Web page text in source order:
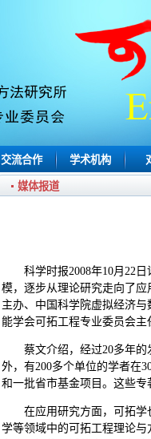
交流合作 学术机构
媒体报道
科学时报2008年10月22
模，逐步从理论研究走向了应
主办、中国科学院虚拟经济
能学会可拓工程专业委员会
蔡文介绍，经过20多年
外，有200多个单位的学者在
和一批省市基金项目。这些
在应用研究方面，可拓
学等领域中的可拓工程理论